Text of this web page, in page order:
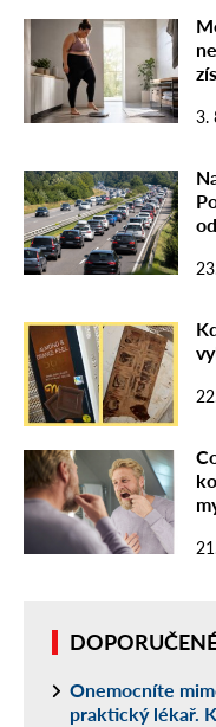
3.
Onemocníte
praktický lékař.